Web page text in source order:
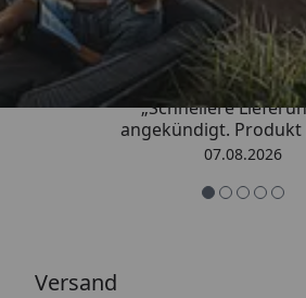
4,81/ 5
„Schnellere
angekündigt. Produkt
07.08.2026
Versand